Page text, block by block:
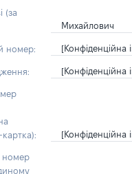
(за
Михайлович
номер: [Конфіденційна
[Конфіденційна
[Конфіденційна
номер